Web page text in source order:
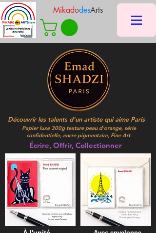
MikadodesArts
Découvrir les talents d'un artiste qui aime Paris
Papier luxe 300g texture peau d'orange, série
confidentielle, encre pigmentaire, Fine Art
Écrire, Offrir, Collectionner